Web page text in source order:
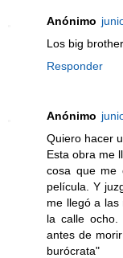
Anónimo
Los big
Responder
Anónimo
Quiero hacer
Esta obra me
cosa que me
película. Y
me llegó a las
la calle ocho.
antes de
burócrata"